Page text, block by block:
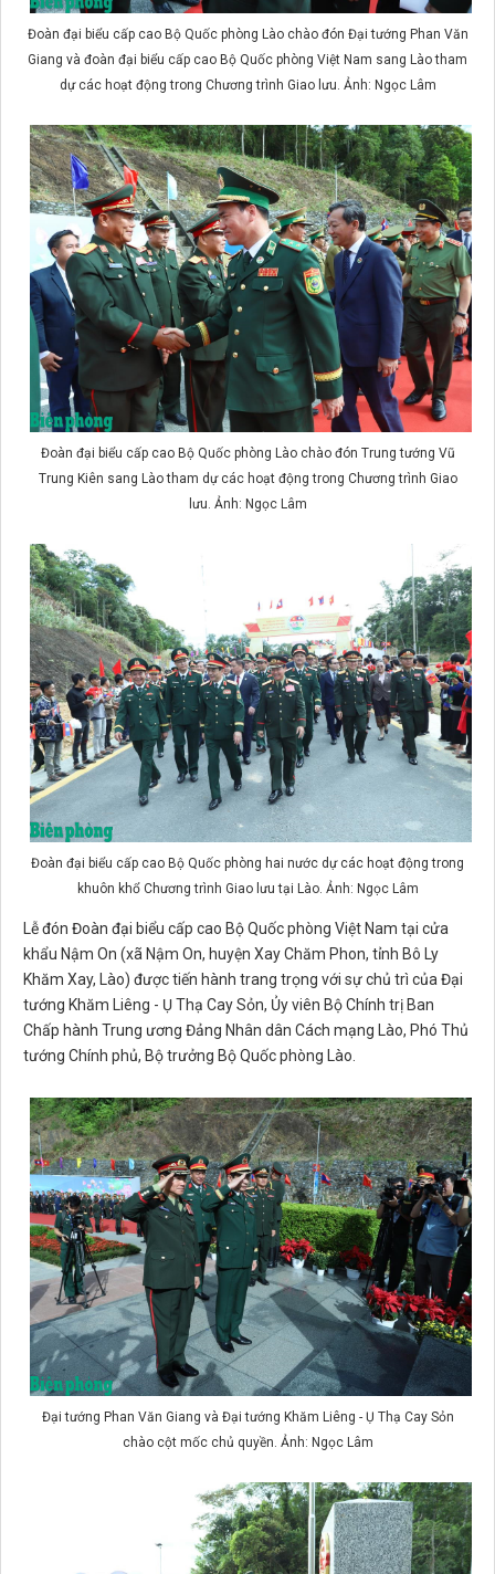
Đoàn đại biểu cấp cao Bộ Quốc phòng Lào chào đón Đại tướng Phan Văn
Giang và đoàn đại biểu cấp cao Bộ Quốc phòng Việt Nam sang Lào tham
dự các hoạt động trong Chương trình Giao lưu. Ảnh: Ngọc Lâm
Đoàn đại biểu cấp cao Bộ Quốc phòng Lào chào đón Trung tướng Vũ
Trung Kiên sang Lào tham dự các hoạt động trong Chương trình Giao
lưu. Ảnh: Ngọc Lâm
Đoàn đại biểu cấp cao Bộ Quốc phòng hai nước dự các hoạt động trong
khuôn khổ Chương trình Giao lưu tại Lào. Ảnh: Ngọc Lâm
Lễ đón Đoàn đại biểu cấp cao Bộ Quốc phòng Việt Nam tại cửa
khẩu Nậm On (xã Nậm On, huyện Xay Chăm Phon, tỉnh Bô Ly
Khăm Xay, Lào) được tiến hành trang trọng với sự chủ trì của Đại
tướng Khăm Liêng - Ụ Thạ Cay Sỏn, Ủy viên Bộ Chính trị Ban
Chấp hành Trung ương Đảng Nhân dân Cách mạng Lào, Phó Thủ
tướng Chính phủ, Bộ trưởng Bộ Quốc phòng Lào.
Đại tướng Phan Văn Giang và Đại tướng Khăm Liêng - Ụ Thạ Cay Sỏn
chào cột mốc chủ quyền. Ảnh: Ngọc Lâm